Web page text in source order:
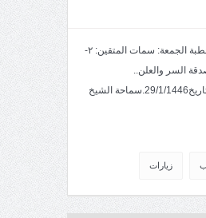
خطبة الجمعة: سمات المتقين: ٢-
السر والعلن..
بتاريخ29/1/1446.سماحة الشيخ
زيارات